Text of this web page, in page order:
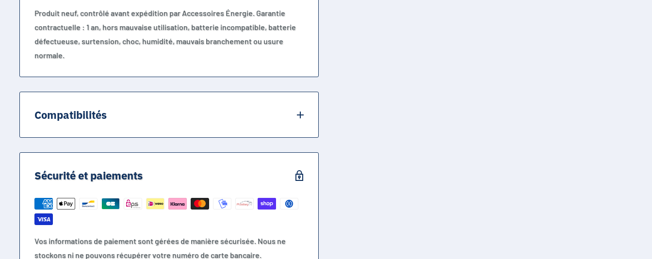
Produit neuf, contrôlé avant expédition par Accessoires Énergie. Garantie
contractuelle : 1 an, hors mauvaise utilisation, batterie incompatible, batterie
défectueuse, surtension, choc, humidité, mauvais branchement ou usure
normale.
Compatibilités
Panasonic CGA-S008E
Panasonic CGA-S008A
Panasonic DMW-BCE10
Panasonic DMW-BCE10E
Panasonic VW-VBJ10
Panasonic VW-VBJ10E
Panasonic CGA-S005
Panasonic CGA-S005E
Sécurité et paiements
Vos informations de paiement sont gérées de manière sécurisée. Nous ne
stockons ni ne pouvons récupérer votre numéro de carte bancaire.